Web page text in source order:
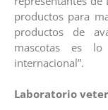
productos para
productos de
mascotas es
internacional”.
Laboratorio